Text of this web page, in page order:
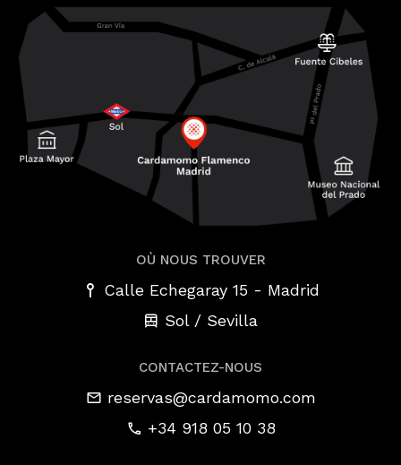
OÙ NOUS TROUVER
Calle Echegaray 15 - Madrid
Sol / Sevilla
CONTACTEZ-NOUS
reservas@cardamomo.com
+34 918 05 10 38